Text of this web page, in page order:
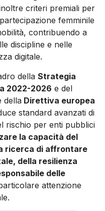
criteri premiali per
femminile
contribuendo a
discipline e nelle
digitale.
della Strategia
2022-2026 e del
della Direttiva europea
standard avanzati di
rischio per enti pubblici
la capacità del
ricerca di affrontare
della resilienza
delle
attenzione